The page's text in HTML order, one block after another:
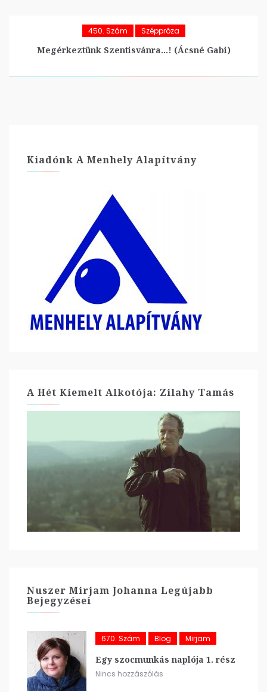
450. Szám Széppróza
Megérkeztünk Szentisvánra…! (Ácsné Gabi)
Kiadónk A Menhely Alapítvány
A Hét Kiemelt Alkotója: Zilahy Tamás
Nuszer Mirjam Johanna Legújabb
Bejegyzései
670. Szám Blog Mirjam
Egy szocmunkás naplója 1. rész
Nincs hozzászólás